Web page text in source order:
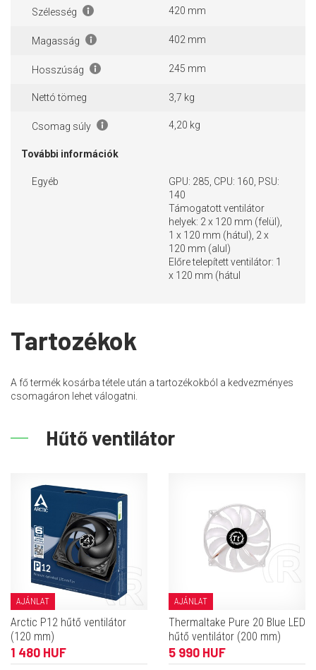
Szélesség 420 mm
Magasság 402 mm
Hosszúság 245 mm
Nettó tömeg 3,7 kg
Csomag súly 4,20 kg
További információk
Egyéb
GPU: 285, CPU: 160, PSU:
140
Támogatott ventilátor
helyek: 2 x 120 mm (felül),
1 x 120 mm (hátul), 2 x
120 mm (alul)
Előre telepített ventilátor: 1
x 120 mm (hátul
Tartozékok
A fő termék kosárba tétele után a tartozékokból a kedvezményes
csomagáron lehet válogatni.
Hűtő ventilátor
AJÁNLAT
Arctic P12 hűtő ventilátor
(120 mm)
1 480 HUF
AJÁNLAT
Thermaltake Pure 20 Blue LED
hűtő ventilátor (200 mm)
5 990 HUF